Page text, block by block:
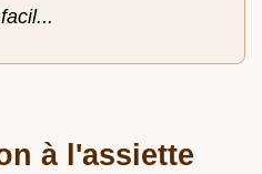
à l'assiette